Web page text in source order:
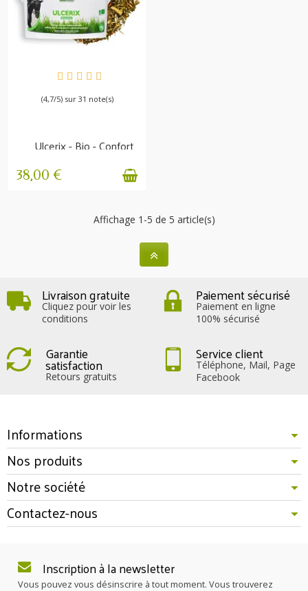
EN STOCK
(4,7/5) sur 31 note(s)
Ulcerix - Bio - Confort
gastrique -...
38,00 €
Affichage 1-5 de 5 article(s)
Livraison gratuite
Cliquez pour voir les
conditions
Paiement sécurisé
Paiement en ligne
100% sécurisé
Garantie
satisfaction
Retours gratuits
Service client
Téléphone, Mail, Page
Facebook
Informations
Nos produits
Notre société
Contactez-nous
Inscription à la newsletter
Vous pouvez vous désinscrire à tout moment. Vous trouverez